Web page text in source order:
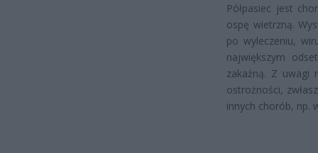
Półpasiec jest
ospę wietrzną.
po wyleczeniu,
największym
zakaźną. Z uwagi
ostrożności,
innych chorób, np.